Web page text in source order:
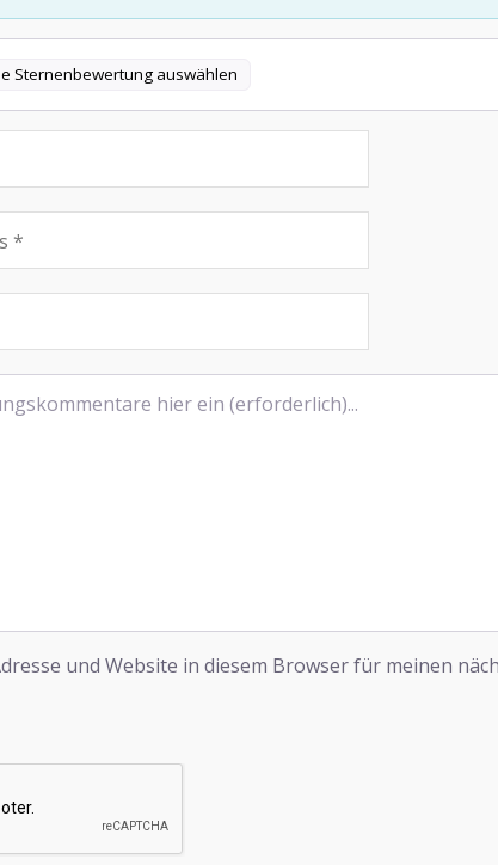
Sternenbewertung auswählen
und Website in diesem Browser für meinen